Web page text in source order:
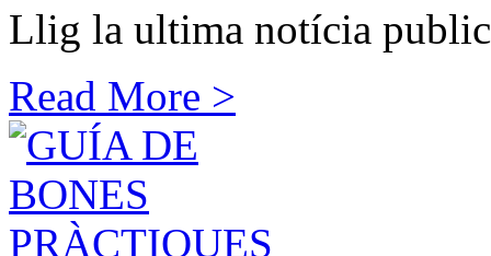
Llig la ultima notícia
Read More >